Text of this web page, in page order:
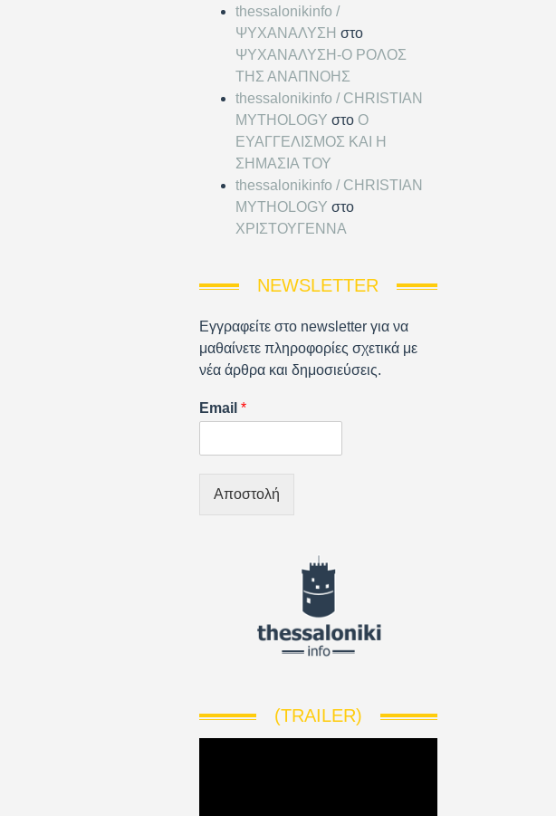
thessalonikinfo /
ΨΥΧΑΝΑΛΥΣΗ στο
ΨΥΧΑΝΑΛΥΣΗ-Ο ΡΟΛΟΣ
ΤΗΣ ΑΝΑΠΝΟΗΣ
thessalonikinfo / CHRISTIAN
MYTHOLOGY στο Ο
ΕΥΑΓΓΕΛΙΣΜΟΣ ΚΑΙ Η
ΣΗΜΑΣΙΑ ΤΟΥ
thessalonikinfo / CHRISTIAN
MYTHOLOGY στο
ΧΡΙΣΤΟΥΓΕΝΝΑ
NEWSLETTER
Εγγραφείτε στο newsletter για να
μαθαίνετε πληροφορίες σχετικά με
νέα άρθρα και δημοσιεύσεις.
Email*
Αποστολή
(TRAILER)